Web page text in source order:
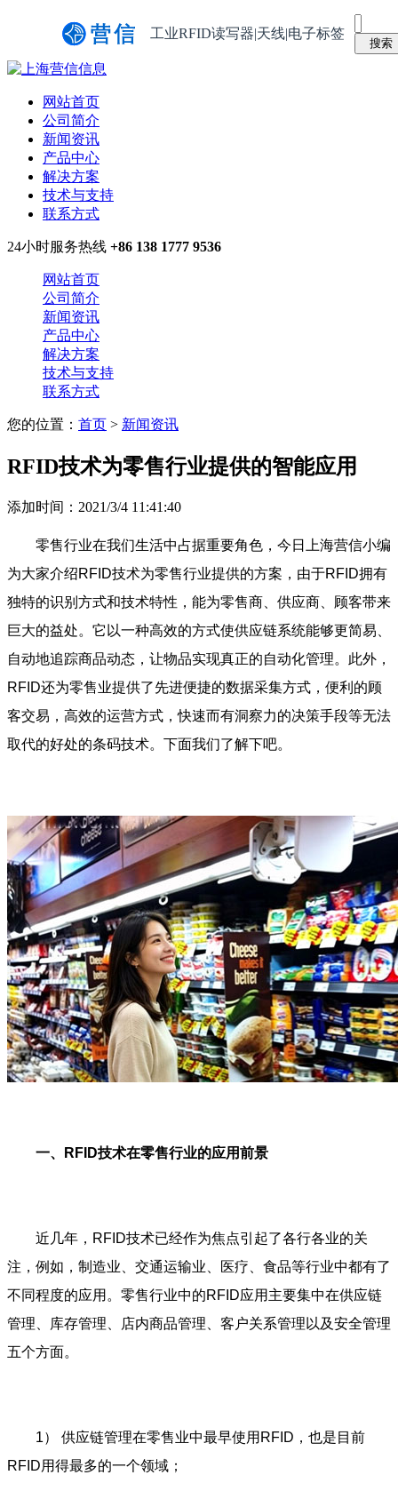
工业RFID读写器|天线|电子标签
网站首页
公司简介
新闻资讯
产品中心
解决方案
技术与支持
联系方式
24小时服务热线 +86 138 1777 9536
网站首页
公司简介
新闻资讯
产品中心
解决方案
技术与支持
联系方式
您的位置： 首页 > 新闻资讯
RFID技术为零售行业提供的智能应用
添加时间：2021/3/4 11:41:40
零售行业在我们生活中占据重要角色，今日上海营信小编
为大家介绍RFID技术为零售行业提供的方案，由于RFID拥有
独特的识别方式和技术特性，能为零售商、供应商、顾客带来
巨大的益处。它以一种高效的方式使供应链系统能够更简易、
自动地追踪商品动态，让物品实现真正的自动化管理。此外，
RFID还为零售业提供了先进便捷的数据采集方式，便利的顾
客交易，高效的运营方式，快速而有洞察力的决策手段等无法
取代的好处的条码技术。下面我们了解下吧。
一、RFID技术在零售行业的应用前景
近几年，RFID技术已经作为焦点引起了各行各业的关
注，例如，制造业、交通运输业、医疗、食品等行业中都有了
不同程度的应用。零售行业中的RFID应用主要集中在供应链
管理、库存管理、店内商品管理、客户关系管理以及安全管理
五个方面。
1） 供应链管理在零售业中最早使用RFID，也是目前
RFID用得最多的一个领域；